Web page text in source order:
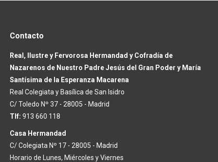
Contacto
Real, Ilustre y Fervorosa Hermandad y Cofradía de
Nazarenos de Nuestro Padre Jesús del Gran Poder y María
Santísima de la Esperanza Macarena
Real Colegiata y Basílica de San Isidro
C/ Toledo Nº 37 - 28005 - Madrid
Tlf: 913 660 118
Casa Hermandad
C/ Colegiata Nº 17 - 28005 - Madrid
Horario de Lunes, Miércoles y Viernes